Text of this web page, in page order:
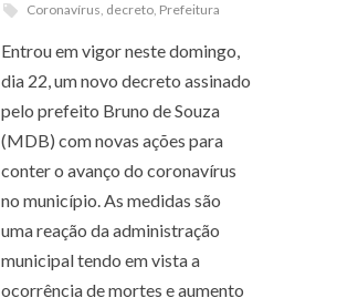
Coronavírus, decreto, Prefeitura
Entrou em vigor neste domingo,
dia 22, um novo decreto assinado
pelo prefeito Bruno de Souza
(MDB) com novas ações para
conter o avanço do coronavírus
no município. As medidas são
uma reação da administração
municipal tendo em vista a
ocorrência de mortes e aumento